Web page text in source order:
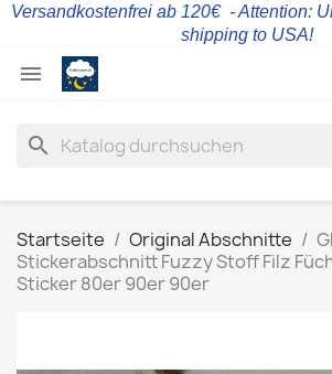
Versandkostenfrei ab 120€ - Attention:
shipping to USA!

search
Startseite Original Abschnitte
Stickerabschnitt Fuzzy Stoff Filz
Sticker 80er 90er 90er